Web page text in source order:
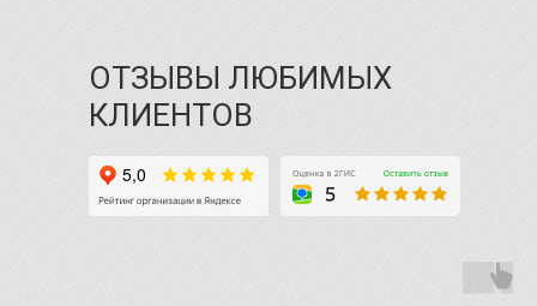
ОТЗЫВЫ ЛЮБИМЫХ
КЛИЕНТОВ